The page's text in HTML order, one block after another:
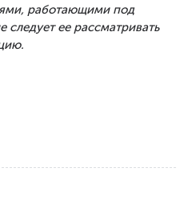
работающими под
следует ее рассматривать